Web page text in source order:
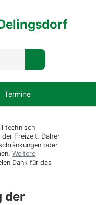
Termine
technisch
Freizeit. Daher
oder
Weitere
Dank für das
der